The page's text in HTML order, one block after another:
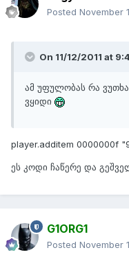
Posted November
On 11/12/2011 at
ამ უფულობას რა
ვყიდი
player.additem 0000000f
ეს კოდი ჩაწერე და
G1ORG1
Posted November